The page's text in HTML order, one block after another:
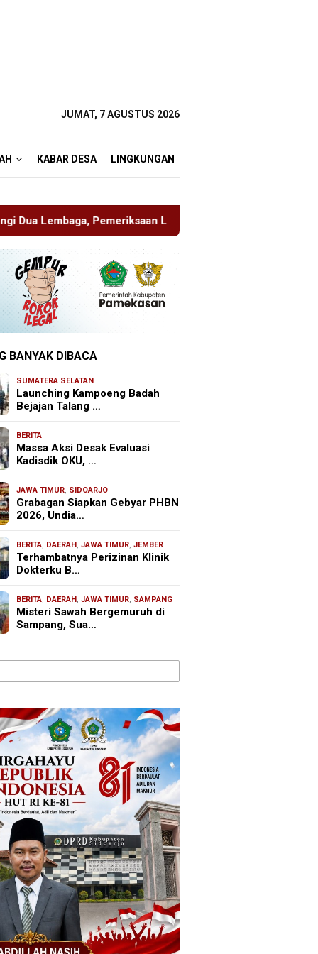
JUMAT, 7 AGUSTUS 2026
KABAR DESA LINGKUNGAN
Laporan Masih Berproses
BANYAK DIBACA
SUMATERA SELATAN
Launching Kampoeng Badah
Bejajan Talang …
BERITA
Massa Aksi Desak Evaluasi
Kadisdik OKU, …
JAWA TIMUR, SIDOARJO
Grabagan Siapkan Gebyar PHBN
2026, Undia…
BERITA, DAERAH ,JAWA TIMUR,JEMBER
Terhambatnya Perizinan Klinik
Dokterku B…
BERITA, DAERAH ,JAWA TIMUR, SAMPANG
Misteri Sawah Bergemuruh di
Sampang, Sua…